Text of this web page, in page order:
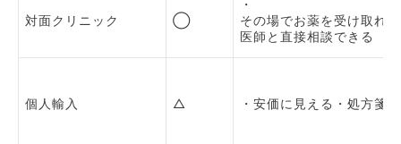
対面クリニック ◯
・
その場でお薬を受け取れ
医師と直接相談できる
個人輸入 △ ・安価に見える・処方箋